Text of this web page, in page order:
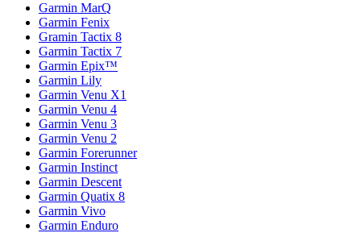
Garmin MarQ
Garmin Fenix
Gramin Tactix 8
Garmin Tactix 7
Garmin Epix™
Garmin Lily
Garmin Venu X1
Garmin Venu 4
Garmin Venu 3
Garmin Venu 2
Garmin Forerunner
Garmin Instinct
Garmin Descent
Garmin Quatix 8
Garmin Vivo
Garmin Enduro